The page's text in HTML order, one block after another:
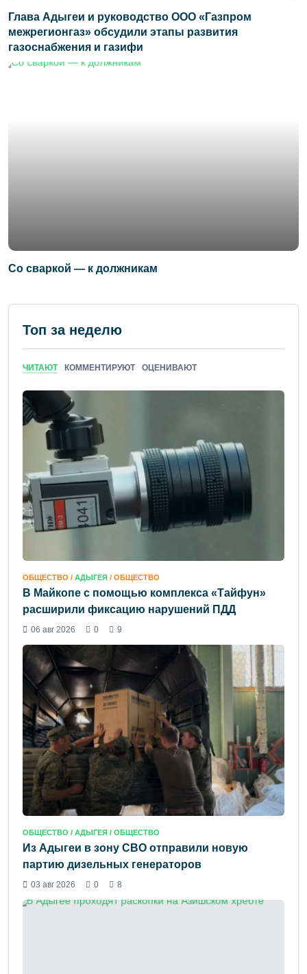
Глава Адыгеи и руководство ООО «Газпром
межрегионгаз» обсудили этапы развития
газоснабжения и газифи
Со сваркой — к должникам
Топ за неделю
ЧИТАЮТ КОММЕНТИРУЮТ ОЦЕНИВАЮТ
ОБЩЕСТВО / АДЫГЕЯ / ОБЩЕСТВО
В Майкопе с помощью комплекса «Тайфун»
расширили фиксацию нарушений ПДД
06 авг 2026 0 9
ОБЩЕСТВО / АДЫГЕЯ / ОБЩЕСТВО
Из Адыгеи в зону СВО отправили новую
партию дизельных генераторов
03 авг 2026 0 8